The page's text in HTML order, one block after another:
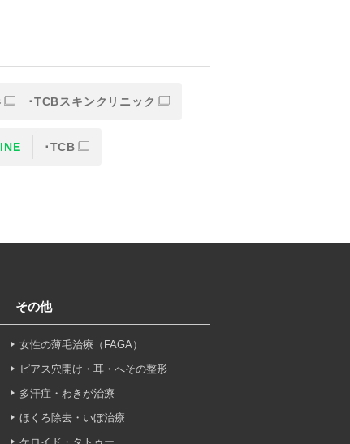
他お問い合わせについ
TCBスキンクリニック
TCB
その他
女性の薄毛治療（FAGA）
ピアス穴開け・耳・へその整形
多汗症・わきが治療
ほくろ除去・いぼ治療